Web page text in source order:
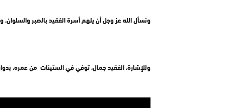
ونسأل الله عز وجل أن يلهم أسرة الفقيد بالصبر والسلوان،
وللإشارة، الفقيد جمال، توفي في الستينات من عمره،